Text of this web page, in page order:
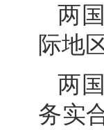
两
际地
两
务实